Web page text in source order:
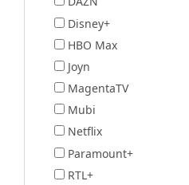
Disney+
HBO Max
Joyn
MagentaTV
Mubi
Netflix
Paramount+
RTL+